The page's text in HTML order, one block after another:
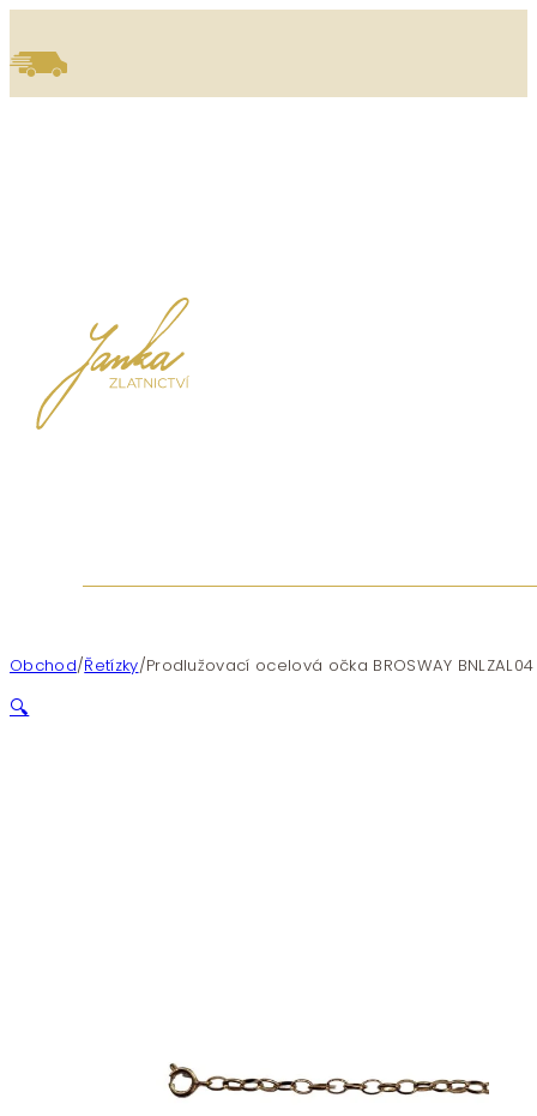
Obchod/Řetízky/Prodlužovací ocelová očka BROSWAY BNLZAL04
🔍